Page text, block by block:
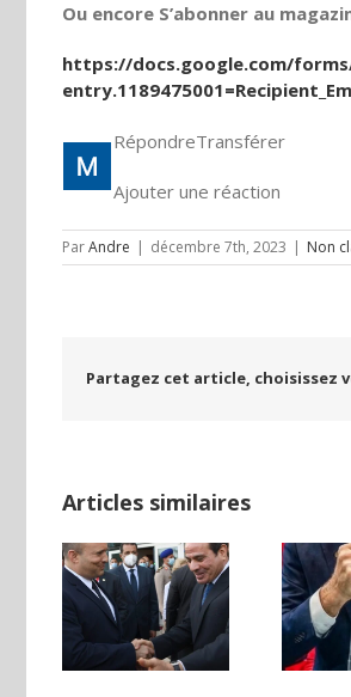
Ou encore S’abonner au
https://docs.google.com/forms/
RépondreTransférer
Ajouter une réaction
ParAndre | décembre 7th, 2023 | Non
Partagez cet article, choisissez
Articles similaires
Yaïr Golan : une
démocratie
pour un seul
camp